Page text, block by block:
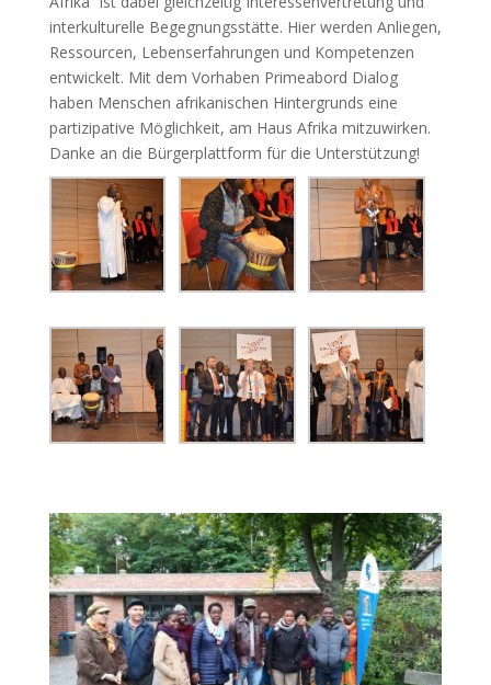
interkulturelle Begegnungsstätte. Hier werden Anliegen,
Ressourcen, Lebenserfahrungen und Kompetenzen
entwickelt. Mit dem Vorhaben Primeabord Dialog
haben Menschen afrikanischen Hintergrunds eine
partizipative Möglichkeit, am Haus Afrika mitzuwirken.
Danke an die Bürgerplattform für die Unterstützung!